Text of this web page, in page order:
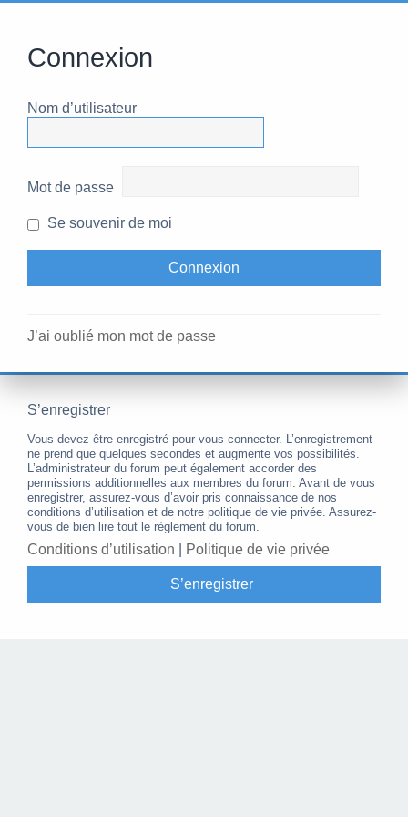
Connexion
Nom d’utilisateur
Mot de passe
Se souvenir de moi
J’ai oublié mon mot de passe
S’enregistrer
Vous devez être enregistré pour vous connecter. L’enregistrement
ne prend que quelques secondes et augmente vos possibilités.
L’administrateur du forum peut également accorder des
permissions additionnelles aux membres du forum. Avant de vous
enregistrer, assurez-vous d’avoir pris connaissance de nos
conditions d’utilisation et de notre politique de vie privée. Assurez-
vous de bien lire tout le règlement du forum.
Conditions d’utilisation Politique de vie privée
S’enregistrer